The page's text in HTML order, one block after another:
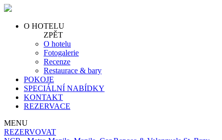
O HOTELU
ZPĚT
O hotelu
Fotogalerie
Recenze
Restaurace & bary
POKOJE
SPECIÁLNÍ NABÍDKY
KONTAKT
REZERVACE
MENU
REZERVOVAT